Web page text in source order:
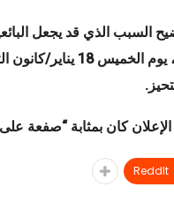
السبب الذي قد يجعل
هذه الحوادث. إذ أُطلِق سراح
.
كان بمثابة “صفعة على
ReddIt